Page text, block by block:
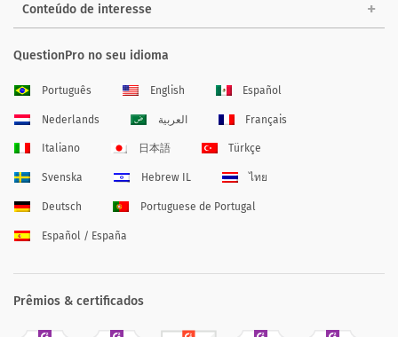
Conteúdo de interesse
QuestionPro no seu idioma
Português English Español
Nederlands العربية Français
Italiano 日本語 Türkçe
Svenska Hebrew IL ไทย
Deutsch Portuguese de Portugal
Español / España
Prêmios & certificados